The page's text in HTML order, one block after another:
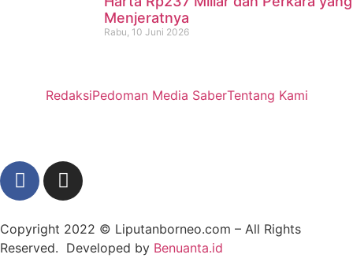
Menjeratnya
Rabu, 10 Juni 2026
RedaksiPedoman Media SaberTentang Kami
Copyright 2022 © Liputanborneo.com – All Rights
Reserved. Developed by Benuanta.id